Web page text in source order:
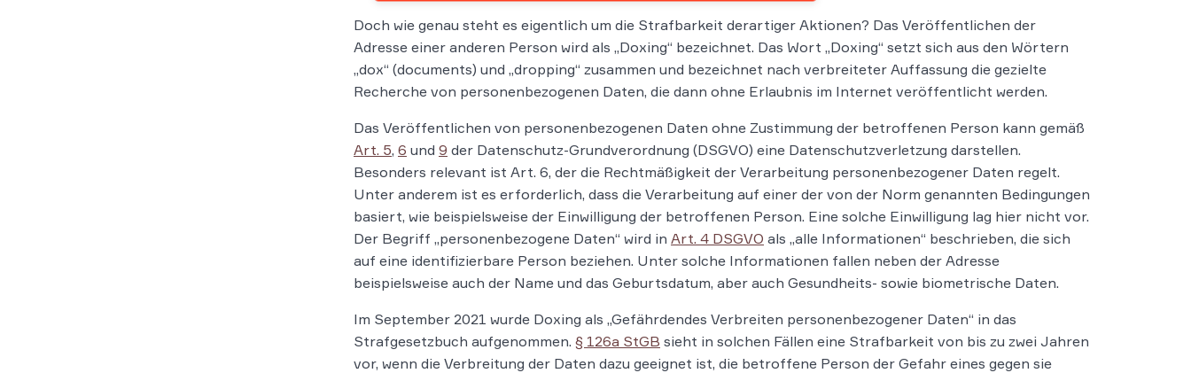
Doch wie genau steht es eigentlich um die Strafbarkeit derartiger Aktionen? Das Veröffentlichen der
Adresse einer anderen Person wird als „Doxing“ bezeichnet. Das Wort „Doxing“ setzt sich aus den Wörtern
„dox“ (documents) und „dropping“ zusammen und bezeichnet nach verbreiteter Auffassung die gezielte
Recherche von personenbezogenen Daten, die dann ohne Erlaubnis im Internet veröffentlicht werden.
Das Veröffentlichen von personenbezogenen Daten ohne Zustimmung der betroffenen Person kann gemäß
Art. 5, 6 und 9 der Datenschutz-Grundverordnung (DSGVO) eine Datenschutzverletzung darstellen.
Besonders relevant ist Art. 6, der die Rechtmäßigkeit der Verarbeitung personenbezogener Daten regelt.
Unter anderem ist es erforderlich, dass die Verarbeitung auf einer der von der Norm genannten Bedingungen
basiert, wie beispielsweise der Einwilligung der betroffenen Person. Eine solche Einwilligung lag hier nicht vor.
Der Begriff „personenbezogene Daten“ wird in Art. 4 DSGVO als „alle Informationen“ beschrieben, die sich
auf eine identifizierbare Person beziehen. Unter solche Informationen fallen neben der Adresse
beispielsweise auch der Name und das Geburtsdatum, aber auch Gesundheits- sowie biometrische Daten.
Im September 2021 wurde Doxing als „Gefährdendes Verbreiten personenbezogener Daten“ in das
Strafgesetzbuch aufgenommen. § 126a StGB sieht in solchen Fällen eine Strafbarkeit von bis zu zwei Jahren
vor, wenn die Verbreitung der Daten dazu geeignet ist, die betroffene Person der Gefahr eines gegen sie